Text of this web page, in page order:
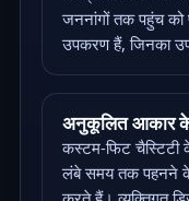
जननांगों तक पहुंच को
उपकरण हैं, जिनका
अनुकूलित आकार के
कस्टम-फिट
लंबे समय तक पहनने के